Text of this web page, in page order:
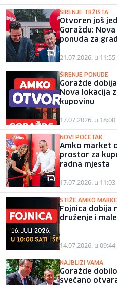
ŠIRENJE TRŽIŠTA
Otvoren još
Goraždu:
ponuda za
21.07.2026. u 11:55
ŠIRENJE PONUDE
Goražde
Nova lokacija
kupovinu
17.07.2026. u 18:00
NOVI POČETAK
Amko market
prostor za
radna mjesta
17.07.2026. u 11:03
STIŽE AMKO
Fojnica dobija
druženje i
14.07.2026. u 09:44
NAJBLIŽI VAMA
Goražde
svečano